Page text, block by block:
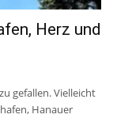
Herz und
gefallen. Vielleicht
Hanauer